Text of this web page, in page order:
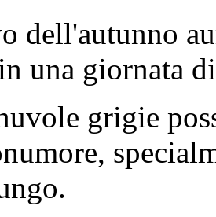
dell'autunno
una giornata
grigie